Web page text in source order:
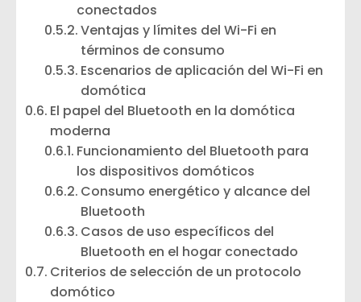
conectados
Ventajas y límites del Wi-Fi en
términos de consumo
Escenarios de aplicación del Wi-Fi en
domótica
El papel del Bluetooth en la domótica
moderna
Funcionamiento del Bluetooth para
los dispositivos domóticos
Consumo energético y alcance del
Bluetooth
Casos de uso específicos del
Bluetooth en el hogar conectado
Criterios de selección de un protocolo
domótico